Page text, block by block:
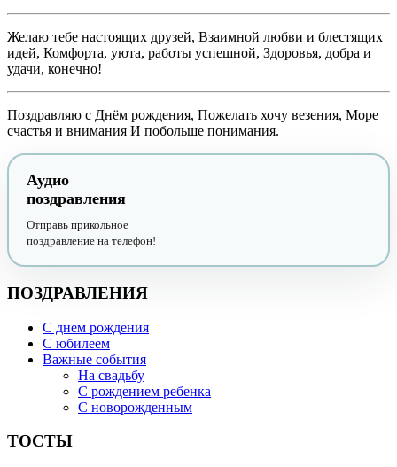
Желаю тебе настоящих друзей, Взаимной любви и блестящих
идей, Комфорта, уюта, работы успешной, Здоровья, добра и
удачи, конечно!
Поздравляю с Днём рождения, Пожелать хочу везения, Море
счастья и внимания И побольше понимания.
Аудио
поздравления
Отправь прикольное
поздравление на телефон!
ПОЗДРАВЛЕНИЯ
С днем рождения
С юбилеем
Важные события
На свадьбу
С рождением ребенка
С новорожденным
ТОСТЫ